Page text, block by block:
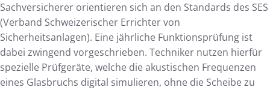
Sachversicherer orientieren sich an den Standards des SES
(Verband Schweizerischer Errichter von
Sicherheitsanlagen). Eine jährliche Funktionsprüfung ist
dabei zwingend vorgeschrieben. Techniker nutzen hierfür
spezielle Prüfgeräte, welche die akustischen Frequenzen
eines Glasbruchs digital simulieren, ohne die Scheibe zu